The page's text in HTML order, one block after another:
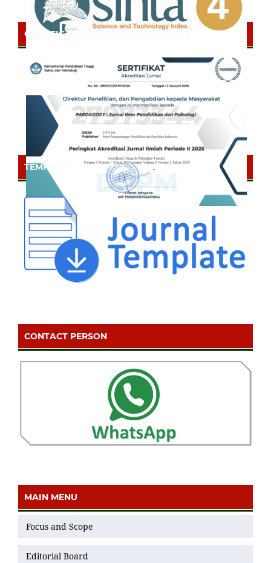
CERTIFICATE OF SINTA
TEMPLATE
CONTACT PERSON
MAIN MENU
Focus and Scope
Editorial Board